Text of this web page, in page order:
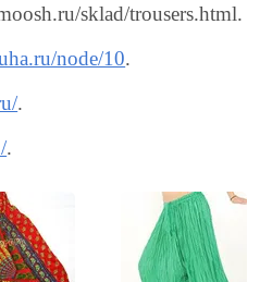
sklad/trousers.html.
node/10.
.
.